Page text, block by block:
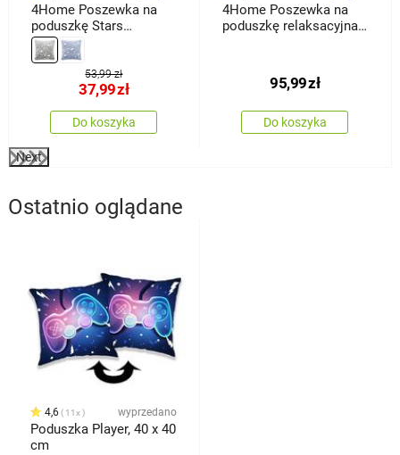
4Home Poszewka na
poduszkę Stars
świecąca szary, 40 x 40
cm
53,99 zł
37,99zł
Do koszyka
4Home Poszewka na
poduszkę relaksacyjna
95,99zł
Do koszyka
Next
Ostatnio oglądane
4,6 11x wyprzedano
Poduszka Player, 40 x 40
cm